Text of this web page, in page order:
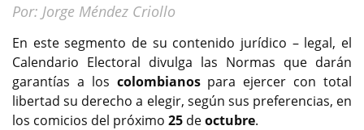
Por: Jorge Méndez Criollo
En este segmento de su contenido jurídico – legal, el
Calendario Electoral divulga las Normas que darán
garantías a los colombianospara ejercer con total
libertad su derecho a elegir, según sus preferencias, en
los comicios del próximo 25 deoctubre.